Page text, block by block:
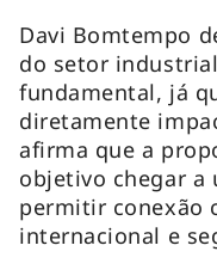
Davi Bomtempo
do setor
fundamental, já
diretamente
afirma que a
objetivo chegar a
permitir conexão
internacional e